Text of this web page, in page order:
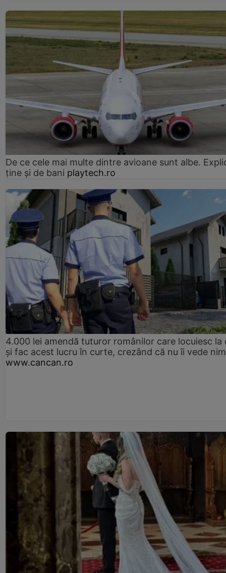
De ce cele mai multe dintre avioane sunt albe.
ține și de bani playtech.ro
4.000 lei amendă tuturor românilor care locuiesc la
și fac acest lucru în curte, crezând că nu îi vede
www.cancan.ro